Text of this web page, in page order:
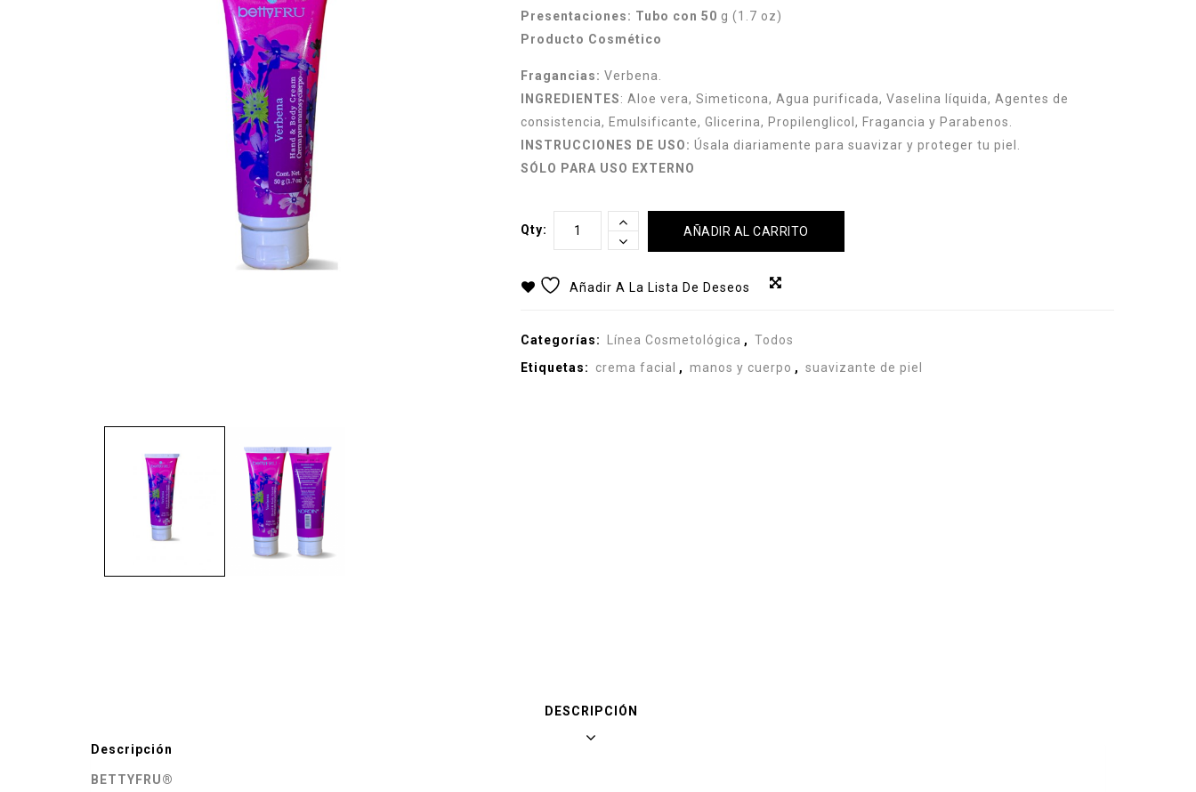
Presentaciones: Tubo con 50 g (1.7 oz)
Producto Cosmético
Fragancias: Verbena.
INGREDIENTES: Aloe vera, Simeticona, Agua purificada, Vaselina líquida, Agentes de
consistencia, Emulsificante, Glicerina, Propilenglicol, Fragancia y Parabenos.
INSTRUCCIONES DE USO: Úsala diariamente para suavizar y proteger tu piel.
SÓLO PARA USO EXTERNO
Qty: AÑADIR AL CARRITO
Añadir A La Lista De Deseos
Categorías: Línea Cosmetológica , Todos
Etiquetas:
crema facial , manos y cuerpo , suavizante de piel
DESCRIPCIÓN
Descripción
BETTYFRU®